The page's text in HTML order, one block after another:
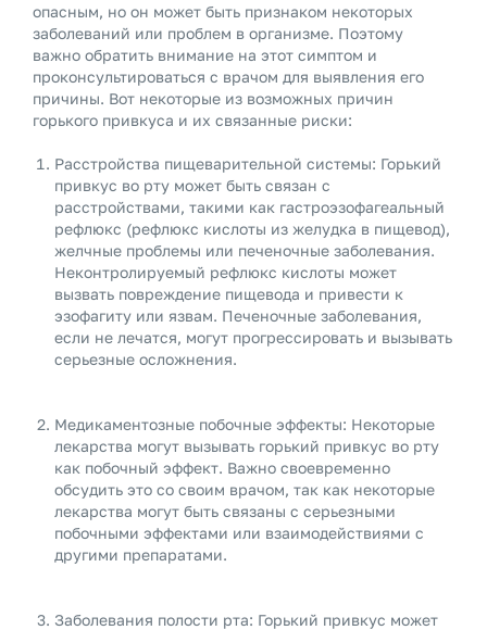
опасным, но он может быть признаком некоторых
заболеваний или проблем в организме. Поэтому
важно обратить внимание на этот симптом и
проконсультироваться с врачом для выявления его
причины. Вот некоторые из возможных причин
горького привкуса и их связанные риски:
Расстройства пищеварительной системы: Горький
привкус во рту может быть связан с
расстройствами, такими как гастроэзофагеальный
рефлюкс (рефлюкс кислоты из желудка в пищевод),
желчные проблемы или печеночные заболевания.
Неконтролируемый рефлюкс кислоты может
вызвать повреждение пищевода и привести к
эзофагиту или язвам. Печеночные заболевания,
если не лечатся, могут прогрессировать и вызывать
серьезные осложнения.
Медикаментозные побочные эффекты: Некоторые
лекарства могут вызывать горький привкус во рту
как побочный эффект. Важно своевременно
обсудить это со своим врачом, так как некоторые
лекарства могут быть связаны с серьезными
побочными эффектами или взаимодействиями с
другими препаратами.
Заболевания полости рта: Горький привкус может